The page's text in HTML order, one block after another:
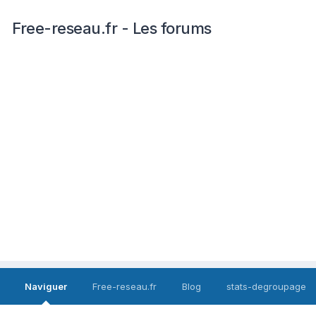
Free-reseau.fr - Les forums
Naviguer Free-reseau.fr Blog stats-degroupage